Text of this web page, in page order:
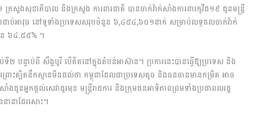
ក្រសួងសុខាភិបាល និងក្រសួង ការពារជាតិ បានចាក់វ៉ាក់សាំងការពារកូវីដ១៩ ជូនមន្រ្តី
រដាប់អាវុធ នៅទូទាំងប្រទេសសរុបចំនួន ៦,៤៥៤,៦០១នាក់ សម្រាប់លទ្ធផលចាក់វ៉ាក់
៦៤.៥៥% ។
បន្ទាប់ពី សឹង្ហបូរី បើគិតនៅក្នុងតំបន់អាស៊ាន។ ប្រការនេះបានធ្វើឱ្យប្រទេស និង
រោះត្បិតនឹកស្មានមិនដល់ថា កម្ពុជាដែលជាប្រទេសតូច និងធនធានមានកម្រិត អាច
ងជូនអ្នកផ្តល់សេវាជួរមុខ មន្រ្តីរាជការ និងក្រុមជនអាទិភាពព្រមទាំងប្រជាពលរដ្ឋ
ានាដែរសោះ។